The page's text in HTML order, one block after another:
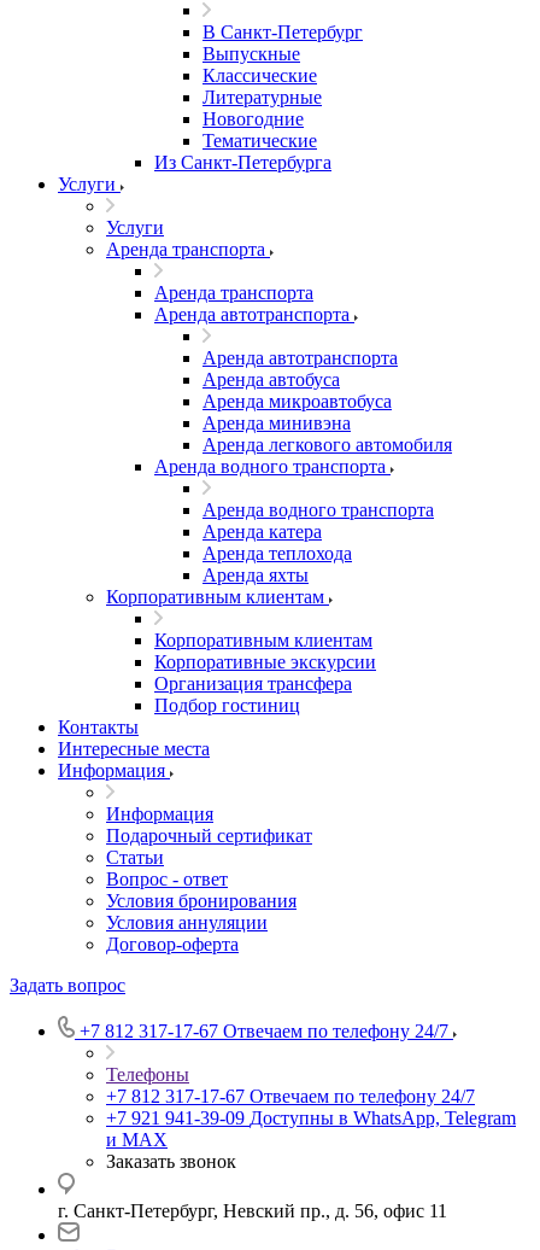
В Санкт-Петербург
Выпускные
Классические
Литературные
Новогодние
Тематические
Из Санкт-Петербурга
Услуги
Услуги
Аренда транспорта
Аренда транспорта
Аренда автотранспорта
Аренда автотранспорта
Аренда автобуса
Аренда микроавтобуса
Аренда минивэна
Аренда легкового автомобиля
Аренда водного транспорта
Аренда водного транспорта
Аренда катера
Аренда теплохода
Аренда яхты
Корпоративным клиентам
Корпоративным клиентам
Корпоративные экскурсии
Организация трансфера
Подбор гостиниц
Контакты
Интересные места
Информация
Информация
Подарочный сертификат
Статьи
Вопрос - ответ
Условия бронирования
Условия аннуляции
Договор-оферта
Задать вопрос
+7 812 317-17-67 Отвечаем по телефону 24/7
Телефоны
+7 812 317-17-67 Отвечаем по телефону 24/7
+7 921 941-39-09 Доступны в WhatsApp, Telegram
и MAX
Заказать звонок
г. Санкт-Петербург, Невский пр., д. 56, офис 11